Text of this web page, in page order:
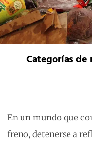
Categorías
En un mundo que
freno, detenerse a